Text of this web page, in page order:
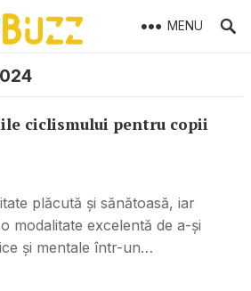
MENU
ciclismului pentru copii
plăcută și sănătoasă, iar
modalitate excelentă de a-și
și mentale într-un…